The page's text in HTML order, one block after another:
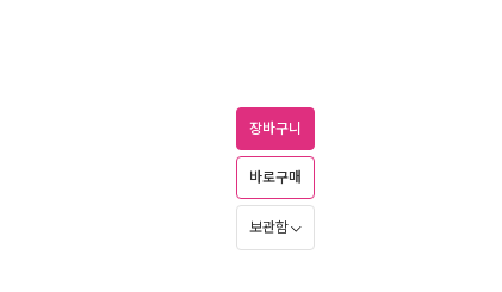
장바구니
바로구매
보관함